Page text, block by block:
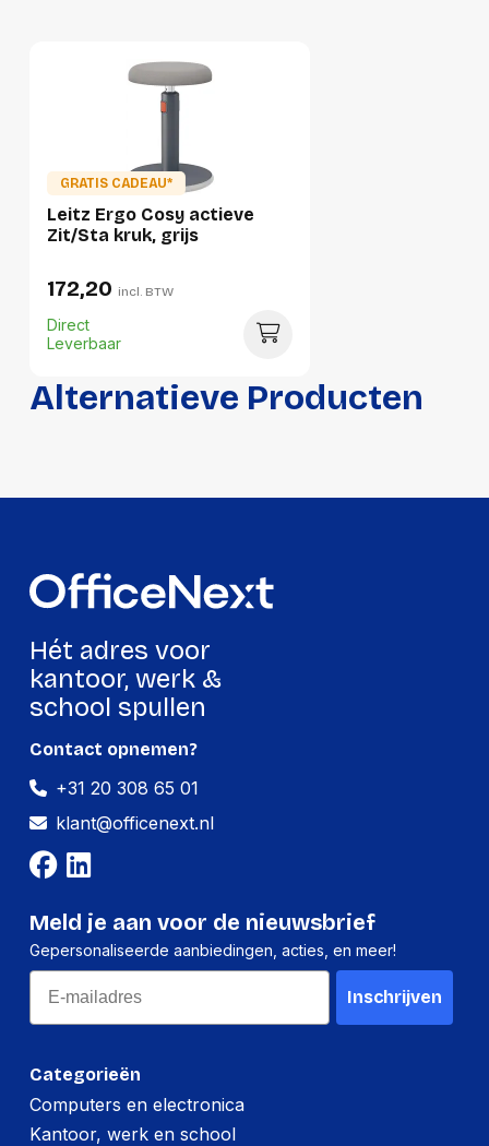
Per stuk
Hoeveelheid:
1 stuk
Breedte:
Hoogte:
Lengte:
440 millimeter
Alternatieve Producten
GRATIS CADEAU*
Leitz Ergo Cosy actieve
Zit/Sta kruk, grijs
172,20 incl. BTW
Direct
Leverbaar
Hét adres voor
kantoor, werk &
school spullen
Categorieën
Computers en electronica
Kantoor, werk en school
Contact opnemen?
+31 20 308 65 01
klant@officenext.nl
Meld je aan voor de nieuwsbrief
Gepersonaliseerde aanbiedingen, acties, en meer!
Email
Inschrijven